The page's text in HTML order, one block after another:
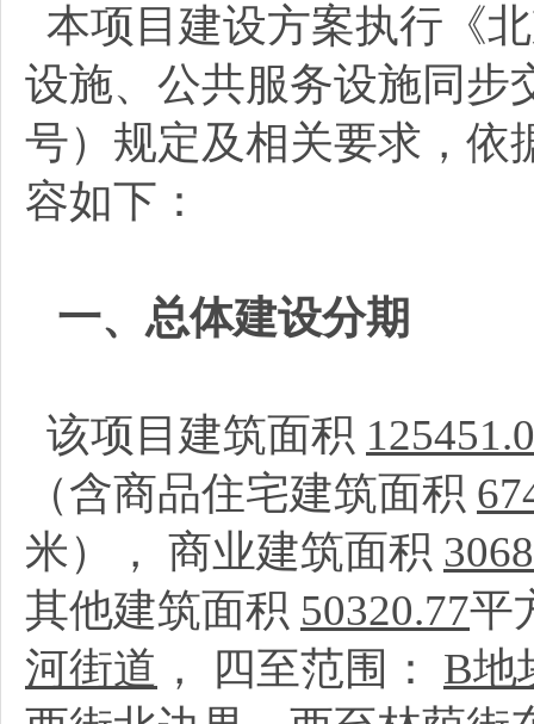
本项目建设方案执行《
设施、公共服务设施同步
号）规定及相关要求，依
容如下：
一、总体建设分期
该项目建筑面积
（含商品住宅建筑面积
米）， 商业建筑面积
其他建筑面积 50320.77平
河街道 ， 四至范围： B地